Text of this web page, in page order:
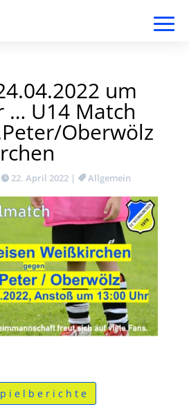
um
… U14 Match
Oberwölz
22. April 2022| Allgemein